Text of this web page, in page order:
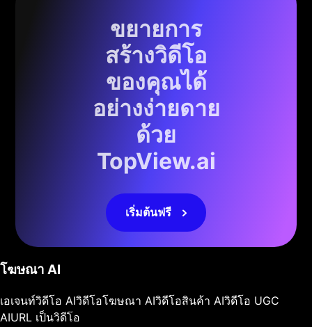
ขยายการ
สร้างวิดีโอ
ของคุณได้
อย่างง่ายดาย
ด้วย
TopView.ai
เริ่มต้นฟรี
โฆษณา AI
เอเจนท์วิดีโอ AIวิดีโอโฆษณา AIวิดีโอสินค้า AIวิดีโอ UGC
AIURL เป็นวิดีโอ